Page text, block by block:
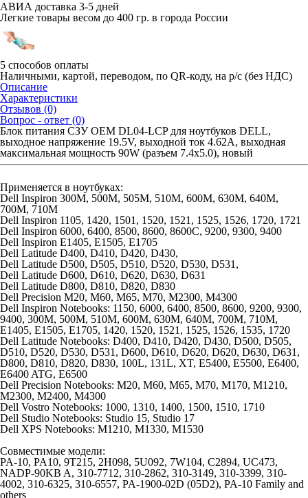
АВИА доставка 3-5 дней
Легкие товары весом до 400 гр. в города России
5 способов оплаты
Наличными, картой, переводом, по QR-коду, на р/с (без НДС)
Описание
Характеристики
Отзывов (0)
Вопрос - ответ (0)
Блок питания СЗУ OEM DL04-LCP для ноутбуков DELL,
выходное напряжение 19.5V, выходной ток 4.62А, выходная
максимальная мощность 90W (разъем 7.4x5.0), новый
Применяется в ноутбуках:
Dell Inspiron 300M, 500M, 505M, 510M, 600M, 630M, 640M,
700M, 710M
Dell Inspiron 1105, 1420, 1501, 1520, 1521, 1525, 1526, 1720, 1721
Dell Inspiron 6000, 6400, 8500, 8600, 8600C, 9200, 9300, 9400
Dell Inspiron E1405, E1505, E1705
Dell Latitude D400, D410, D420, D430,
Dell Latitude D500, D505, D510, D520, D530, D531,
Dell Latitude D600, D610, D620, D630, D631
Dell Latitude D800, D810, D820, D830
Dell Precision M20, M60, M65, M70, M2300, M4300
Dell Inspiron Notebooks: 1150, 6000, 6400, 8500, 8600, 9200, 9300,
9400, 300M, 500M, 510M, 600M, 630M, 640M, 700M, 710M,
E1405, E1505, E1705, 1420, 1520, 1521, 1525, 1526, 1535, 1720
Dell Latitude Notebooks: D400, D410, D420, D430, D500, D505,
D510, D520, D530, D531, D600, D610, D620, D620, D630, D631,
D800, D810, D820, D830, 100L, 131L, XT, E5400, E5500, E6400,
E6400 ATG, E6500
Dell Precision Notebooks: M20, M60, M65, M70, M170, M1210,
M2300, M2400, M4300
Dell Vostro Notebooks: 1000, 1310, 1400, 1500, 1510, 1710
Dell Studio Notebooks: Studio 15, Studio 17
Dell XPS Notebooks: M1210, M1330, M1530
Совместимые модели:
PA-10, PA10, 9T215, 2H098, 5U092, 7W104, C2894, UC473,
NADP-90KB A, 310-7712, 310-2862, 310-3149, 310-3399, 310-
4002, 310-6325, 310-6557, PA-1900-02D (05D2), PA-10 Family and
others